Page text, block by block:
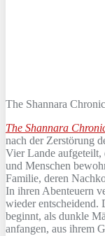
The Shannara
The Shannara
nach der Zerstörung
Vier Lande
und Menschen
Familie, deren
In ihren Abenteuern
wieder entscheidend.
beginnt, als dunkle
anfangen, aus ihrem